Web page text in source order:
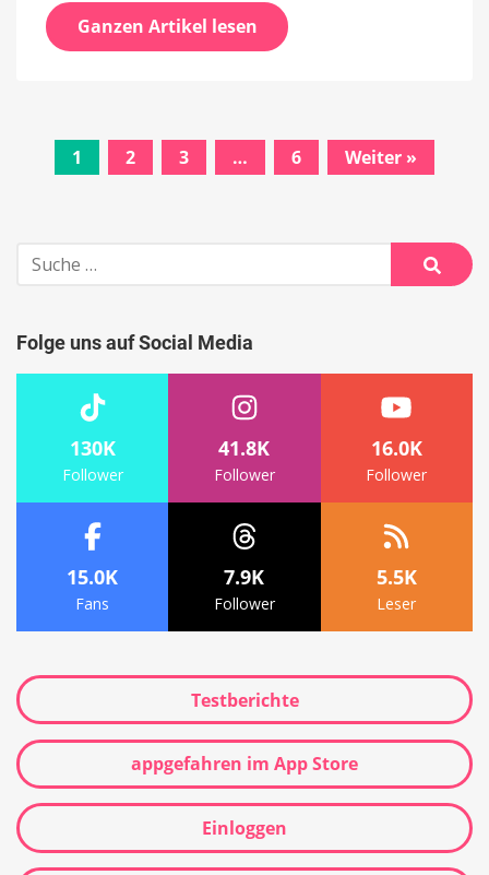
Ganzen Artikel lesen
1 2 3 … 6 Weiter »
Suche
nach:
Suche
Folge uns auf Social Media
130K
Follower
41.8K
Follower
16.0K
Follower
15.0K
Fans
7.9K
Follower
5.5K
Leser
Testberichte
appgefahren im App Store
Einloggen